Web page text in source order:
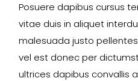
Posuere dapibus cursus
vitae duis in aliquet
malesuada justo
vel est donec per
ultrices dapibus convallis